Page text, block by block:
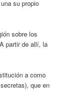
su propio
sobre los
partir de allí, la
a como
que en